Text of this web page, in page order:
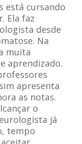
está cursando
Ela faz
desde
Na
muita
aprendizado.
apresenta
as notas.
o
já
tempo